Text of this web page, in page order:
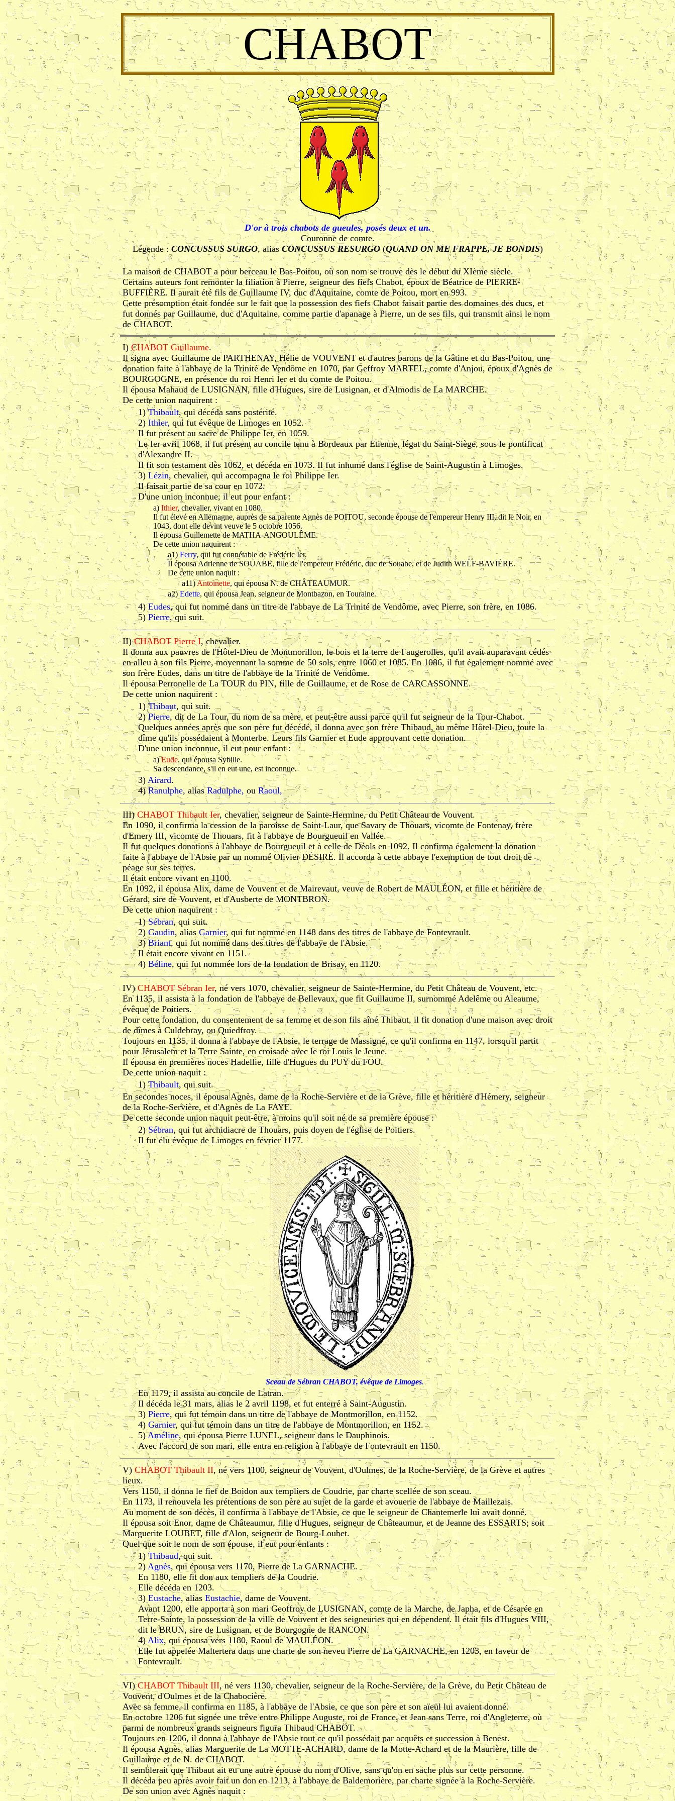
CHABOT
D'or à trois chabots de gueules, posés deux et un.
Couronne de comte.
Légende : CONCUSSUS SURGO, alias CONCUSSUS RESURGO(QUAND ON ME FRAPPE, JE BONDIS)
La maison de CHABOT a pour berceau le Bas-Poitou, où son nom se trouve dès le début du XIème siècle.
Certains auteurs font remonter la filiation à Pierre, seigneur des fiefs Chabot, époux de Béatrice de PIERRE-
BUFFIÈRE. Il aurait été fils de Guillaume IV, duc d'Aquitaine, comte de Poitou, mort en 993.
Cette présomption était fondée sur le fait que la possession des fiefs Chabot faisait partie des domaines des ducs, et
fut donnés par Guillaume, duc d'Aquitaine, comme partie d'apanage à Pierre, un de ses fils, qui transmit ainsi le nom
de CHABOT.
I)CHABOT Guillaume.
Il signa avec Guillaume de PARTHENAY, Hélie de VOUVENT et d'autres barons de la Gâtine et du Bas-Poitou, une
donation faite à l'abbaye de la Trinité de Vendôme en 1070, par Geffroy MARTEL, comte d'Anjou, époux d'Agnès de
BOURGOGNE, en présence du roi Henri Ier et du comte de Poitou.
Il épousa Mahaud de LUSIGNAN, fille d'Hugues, sire de Lusignan, et d'Almodis de La MARCHE.
De cette union naquirent :
1)Thibault, qui décéda sans postérité.
2)Ithier, qui fut évêque de Limoges en 1052.
Il fut présent au sacre de Philippe Ier, en 1059.
Le Ier avril 1068, il fut présent au concile tenu à Bordeaux par Etienne, légat du Saint-Siège, sous le pontificat
d'Alexandre II.
Il fit son testament dès 1062, et décéda en 1073. Il fut inhumé dans l'église de Saint-Augustin à Limoges.
3) Lézin, chevalier, qui accompagna le roi Philippe Ier.
Il faisait partie de sa cour en 1072.
D'une union inconnue, il eut pour enfant :
a) Ithier, chevalier, vivant en 1080.
Il fut élevé en Allemagne, auprès de sa parente Agnès de POITOU, seconde épouse de l'empereur Henry III, dit le Noir, en
1043, dont elle devint veuve le 5 octobre 1056.
Il épousa Guillemette de MATHA-ANGOULÊME.
De cette union naquirent :
a1) Ferry, qui fut connétable de Frédéric Ier.
Il épousa Adrienne de SOUABE, fille de l'empereur Frédéric, duc de Souabe, et de Judith WELF-BAVIÈRE.
De cette union naquit :
a11)Antoinette, qui épousa N. de CHÂTEAUMUR.
a2) Edette, qui épousa Jean, seigneur de Montbazon, en Touraine.
4)Eudes, qui fut nommé dans un titre de l'abbaye de La Trinité de Vendôme, avec Pierre, son frère, en 1086.
5)Pierre, qui suit.
II)CHABOT Pierre I, chevalier.
Il donna aux pauvres de l'Hôtel-Dieu de Montmorillon, le bois et la terre de Faugerolles, qu'il avait auparavant cédés
en alleu à son fils Pierre, moyennant la somme de 50 sols, entre 1060 et 1085. En 1086, il fut également nommé avec
son frère Eudes, dans un titre de l'abbaye de la Trinité de Vendôme.
Il épousa Perronelle de La TOUR du PIN, fille de Guillaume, et de Rose de CARCASSONNE.
De cette union naquirent :
1)Thibaut, qui suit.
2)Pierre, dit de La Tour, du nom de sa mère, et peut-être aussi parce qu'il fut seigneur de la Tour-Chabot.
Quelques années après que son père fut décédé, il donna avec son frère Thibaud, au même Hôtel-Dieu, toute la
dîme qu'ils possédaient à Monterbe. Leurs fils Garnier et Eude approuvant cette donation.
D'une union inconnue, il eut pour enfant :
a)Eude, qui épousa Sybille.
Sa descendance, s'il en eut une, est inconnue.
3) Airard.
4)Ranulphe, aliasRadulphe, ouRaoul,
III) CHABOT Thibault Ier, chevalier, seigneur de Sainte-Hermine, du Petit Château de Vouvent.
En 1090, il confirma la cession de la paroisse de Saint-Laur, que Savary de Thouars, vicomte de Fontenay, frère
d'Emery III, vicomte de Thouars, fit à l'abbaye de Bourgueuil en Vallée.
Il fut quelques donations à l'abbaye de Bourgueuil et à celle de Déols en 1092. Il confirma également la donation
faite à l'abbaye de l'Absie par un nommé Olivier DÉSIRÉ. Il accorda à cette abbaye l'exemption de tout droit de
péage sur ses terres.
Il était encore vivant en 1100.
En 1092, il épousa Alix, dame de Vouvent et de Mairevaut, veuve de Robert de MAULÉON, et fille et héritière de
Gérard, sire de Vouvent, et d'Ausberte de MONTBRON.
De cette union naquirent :
1)Sébran, qui suit.
2)Gaudin, alias Garnier, qui fut nommé en 1148 dans des titres de l'abbaye de Fontevrault.
3)Briant, qui fut nommé dans des titres de l'abbaye de l'Absie.
Il était encore vivant en 1151.
4) Béline, qui fut nommée lors de la fondation de Brisay, en 1120.
IV)CHABOT Sébran Ier, né vers 1070, chevalier, seigneur de Sainte-Hermine, du Petit Château de Vouvent, etc.
En 1135, il assista à la fondation de l'abbaye de Bellevaux, que fit Guillaume II, surnommé Adelême ou Aleaume,
évêque de Poitiers.
Pour cette fondation, du consentement de sa femme et de son fils aîné Thibaut, il fit donation d'une maison avec droit
de dîmes à Culdebray, ou Quiedfroy.
Toujours en 1135, il donna à l'abbaye de l'Absie, le terrage de Massigné, ce qu'il confirma en 1147, lorsqu'il partit
pour Jérusalem et la Terre Sainte, en croisade avec le roi Louis le Jeune.
Il épousa en premières noces Hadellie, fille d'Hugues du PUY du FOU.
De cette union naquit :
1)Thibault, qui suit.
En secondes noces, il épousa Agnès, dame de la Roche-Servière et de la Grève, fille et héritière d'Hémery, seigneur
de la Roche-Servière, et d'Agnès de La FAYE.
De cette seconde union naquit peut-être, à moins qu'il soit né de sa première épouse :
2)Sébran, qui fut archidiacre de Thouars, puis doyen de l'église de Poitiers.
Il fut élu évêque de Limoges en février 1177.
Sceau de Sébran CHABOT, évêque de Limoges.
En 1179, il assista au concile de Latran.
Il décéda le 31 mars, alias le 2 avril 1198, et fut enterré à Saint-Augustin.
3) Pierre, qui fut témoin dans un titre de l'abbaye de Montmorillon, en 1152.
4) Garnier, qui fut témoin dans un titre de l'abbaye de Montmorillon, en 1152.
5)Améline, qui épousa Pierre LUNEL, seigneur dans le Dauphinois.
Avec l'accord de son mari, elle entra en religion à l'abbaye de Fontevrault en 1150.
V) CHABOT Thibault II, né vers 1100, seigneur de Vouvent, d'Oulmes, de la Roche-Servière, de la Grève et autres
lieux.
Vers 1150, il donna le fief de Boidon aux templiers de Coudrie, par charte scellée de son sceau.
En 1173, il renouvela les prétentions de son père au sujet de la garde et avouerie de l'abbaye de Maillezais.
Au moment de son décès, il confirma à l'abbaye de l'Absie, ce que le seigneur de Chantemerle lui avait donné.
Il épousa soit Enor, dame de Châteaumur, fille d'Hugues, seigneur de Châteaumur, et de Jeanne des ESSARTS; soit
Marguerite LOUBET, fille d'Alon, seigneur de Bourg-Loubet.
Quel que soit le nom de son épouse, il eut pour enfants :
1) Thibaud, qui suit.
2) Agnès, qui épousa vers 1170, Pierre de La GARNACHE.
En 1180, elle fit don aux templiers de la Coudrie.
Elle décéda en 1203.
3) Eustache, alias Eustachie, dame de Vouvent.
Avant 1200, elle apporta à son mari Geoffroy de LUSIGNAN, comte de la Marche, de Japha, et de Césarée en
Terre-Sainte, la possession de la ville de Vouvent et des seigneuries qui en dépendent. Il était fils d'Hugues VIII,
dit le BRUN, sire de Lusignan, et de Bourgogne de RANCON.
4) Alix, qui épousa vers 1180, Raoul de MAULÉON.
Elle fut appelée Maltertera dans une charte de son neveu Pierre de La GARNACHE, en 1203, en faveur de
Fontevrault.
VI)CHABOT Thibault III, né vers 1130, chevalier, seigneur de la Roche-Servière, de la Grève, du Petit Château de
Vouvent, d'Oulmes et de la Chabocière.
Avec sa femme, il confirma en 1185, à l'abbaye de l'Absie, ce que son père et son aïeul lui avaient donné.
En octobre 1206 fut signée une trêve entre Philippe Auguste, roi de France, et Jean sans Terre, roi d'Angleterre, où
parmi de nombreux grands seigneurs figura Thibaud CHABOT.
Toujours en 1206, il donna à l'abbaye de l'Absie tout ce qu'il possédait par acquêts et succession à Benest.
Il épousa Agnès, alias Marguerite de La MOTTE-ACHARD, dame de la Motte-Achard et de la Maurière, fille de
Guillaume et de N. de CHABOT.
Il semblerait que Thibaut ait eu une autre épouse du nom d'Olive, sans qu'on en sache plus sur cette personne.
Il décéda peu après avoir fait un don en 1213, à l'abbaye de Baldemorière, par charte signée à la Roche-Servière.
De son union avec Agnès naquit :